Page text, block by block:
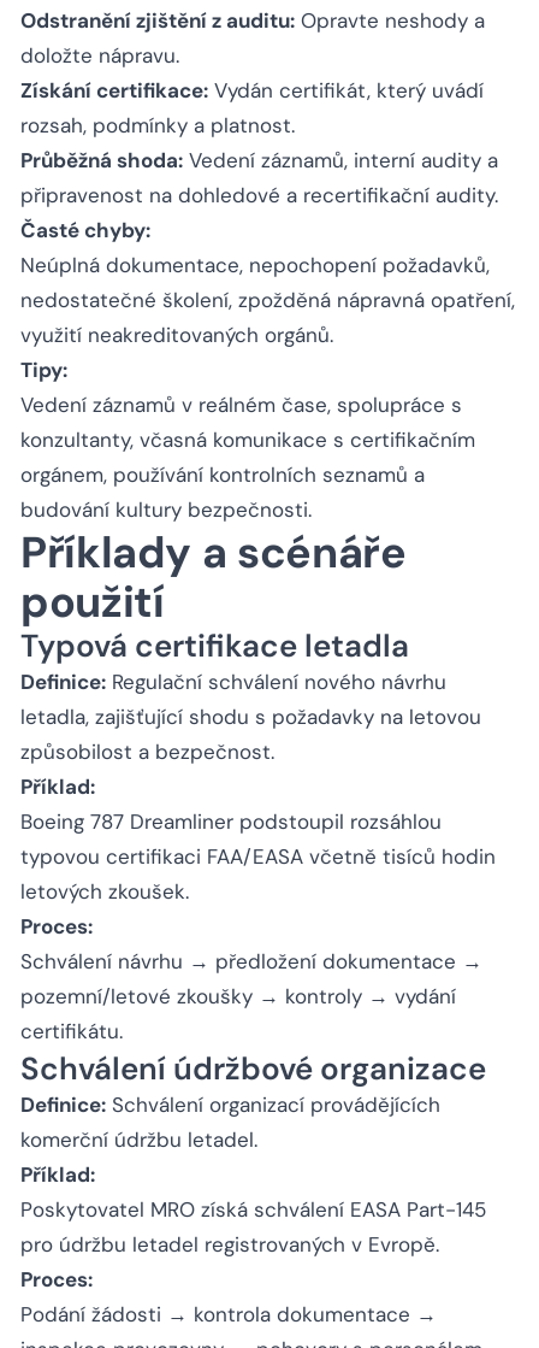
Odstranění zjištění z auditu: Opravte neshody a
doložte nápravu.
Získání certifikace: Vydán certifikát, který uvádí
rozsah, podmínky a platnost.
Průběžná shoda: Vedení záznamů, interní audity a
připravenost na dohledové a recertifikační audity.
Časté chyby:
Neúplná dokumentace, nepochopení požadavků,
nedostatečné školení, zpožděná nápravná opatření,
využití neakreditovaných orgánů.
Tipy:
Vedení záznamů v reálném čase, spolupráce s
konzultanty, včasná komunikace s certifikačním
orgánem, používání kontrolních seznamů a
budování kultury bezpečnosti.
Příklady a scénáře
použití
Typová certifikace letadla
Definice: Regulační schválení nového návrhu
letadla, zajišťující shodu s požadavky na letovou
způsobilost a bezpečnost.
Příklad:
Boeing 787 Dreamliner podstoupil rozsáhlou
typovou certifikaci FAA/EASA včetně tisíců hodin
letových zkoušek.
Proces:
Schválení návrhu → předložení dokumentace →
pozemní/letové zkoušky → kontroly → vydání
certifikátu.
Schválení údržbové organizace
Definice: Schválení organizací provádějících
komerční údržbu letadel.
Příklad:
Poskytovatel MRO získá schválení EASA Part-145
pro údržbu letadel registrovaných v Evropě.
Proces:
Podání žádosti → kontrola dokumentace →